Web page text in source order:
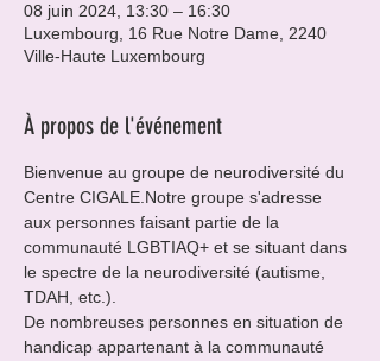
08 juin 2024, 13:30 – 16:30
Luxembourg, 16 Rue Notre Dame, 2240
Ville-Haute Luxembourg
À propos de l'événement
Bienvenue au groupe de neurodiversité du
Centre CIGALE.Notre groupe s'adresse
aux personnes faisant partie de la
communauté LGBTIAQ+ et se situant dans
le spectre de la neurodiversité (autisme,
TDAH, etc.).
De nombreuses personnes en situation de
handicap appartenant à la communauté